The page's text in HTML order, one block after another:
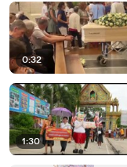
0:32
1:30